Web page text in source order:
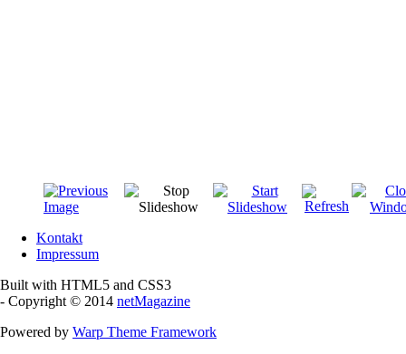
Kontakt
Impressum
Built with HTML5 and CSS3
- Copyright © 2014 netMagazine
Powered by Warp Theme Framework